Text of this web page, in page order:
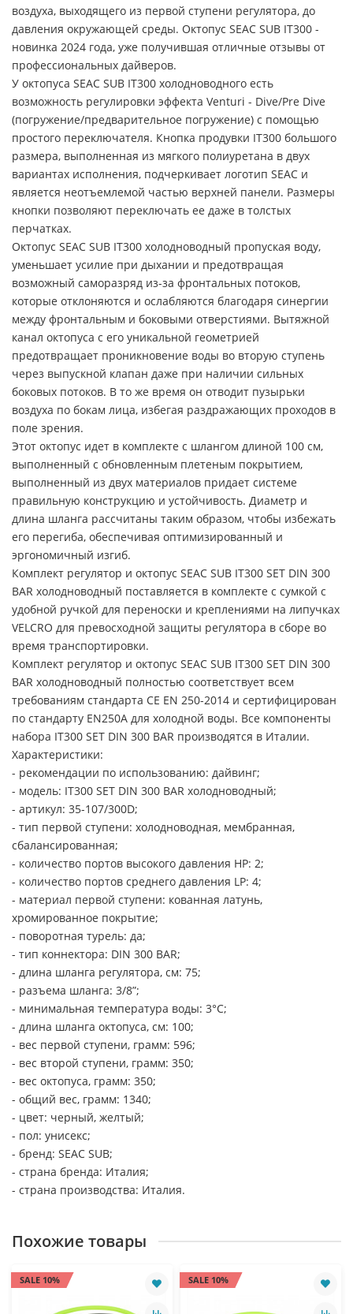
воздуха, выходящего из первой ступени регулятора, до
давления окружающей среды. Октопус SEAC SUB IT300 -
новинка 2024 года, уже получившая отличные отзывы от
профессиональных дайверов.
У октопуса SEAC SUB IT300 холодноводного есть
возможность регулировки эффекта Venturi - Dive/Pre Dive
(погружение/предварительное погружение) с помощью
простого переключателя. Кнопка продувки IT300 большого
размера, выполненная из мягкого полиуретана в двух
вариантах исполнения, подчеркивает логотип SEAC и
является неотъемлемой частью верхней панели. Размеры
кнопки позволяют переключать ее даже в толстых
перчатках.
Октопус SEAC SUB IT300 холодноводный пропуская воду,
уменьшает усилие при дыхании и предотвращая
возможный саморазряд из-за фронтальных потоков,
которые отклоняются и ослабляются благодаря синергии
между фронтальным и боковыми отверстиями. Вытяжной
канал октопуса с его уникальной геометрией
предотвращает проникновение воды во вторую ступень
через выпускной клапан даже при наличии сильных
боковых потоков. В то же время он отводит пузырьки
воздуха по бокам лица, избегая раздражающих проходов в
поле зрения.
Этот октопус идет в комплекте с шлангом длиной 100 см,
выполненный с обновленным плетеным покрытием,
выполненный из двух материалов придает системе
правильную конструкцию и устойчивость. Диаметр и
длина шланга рассчитаны таким образом, чтобы избежать
его перегиба, обеспечивая оптимизированный и
эргономичный изгиб.
Комплект регулятор и октопус SEAC SUB IT300 SET DIN 300
BAR холодноводный поставляется в комплекте с сумкой с
удобной ручкой для переноски и креплениями на липучках
VELCRO для превосходной защиты регулятора в сборе во
время транспортировки.
Комплект регулятор и октопус SEAC SUB IT300 SET DIN 300
BAR холодноводный полностью соответствует всем
требованиям стандарта CE EN 250-2014 и сертифицирован
по стандарту EN250A для холодной воды. Все компоненты
набора IT300 SET DIN 300 BAR производятся в Италии.
Характеристики:
- рекомендации по использованию: дайвинг;
- модель: IT300 SET DIN 300 BAR холодноводный;
- артикул: 35-107/300D;
- тип первой ступени: холодноводная, мембранная,
сбалансированная;
- количество портов высокого давления HP: 2;
- количество портов среднего давления LP: 4;
- материал первой ступени: кованная латунь,
хромированное покрытие;
- поворотная турель: да;
- тип коннектора: DIN 300 BAR;
- длина шланга регулятора, см: 75;
- разъема шланга: 3/8”;
- минимальная температура воды: 3°C;
- длина шланга октопуса, см: 100;
- вес первой ступени, грамм: 596;
- вес второй ступени, грамм: 350;
- вес октопуса, грамм: 350;
- общий вес, грамм: 1340;
- цвет: черный, желтый;
- пол: унисекс;
- бренд: SEAC SUB;
- страна бренда: Италия;
- страна производства: Италия.
Похожие товары
SALE 10% SALE 10%